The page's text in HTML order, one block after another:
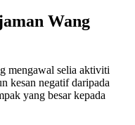
Wang
mengawal selia aktiviti
kesan negatif daripada
yang besar kepada